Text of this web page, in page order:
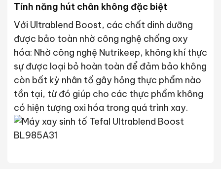
Tính năng hút chân không đặc biệt
Với Ultrablend Boost, các chất dinh dưỡng
được bảo toàn nhờ công nghệ chống oxy
hóa: Nhờ công nghệ Nutrikeep, không khí thực
sự được loại bỏ hoàn toàn để đảm bảo không
còn bất kỳ nhân tố gây hỏng thực phẩm nào
tồn tại, từ đó giúp cho các thực phẩm không
có hiện tượng oxi hóa trong quá trình xay.